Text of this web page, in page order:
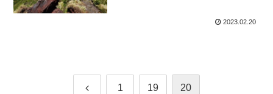
2023.02.20
前 1 19 20